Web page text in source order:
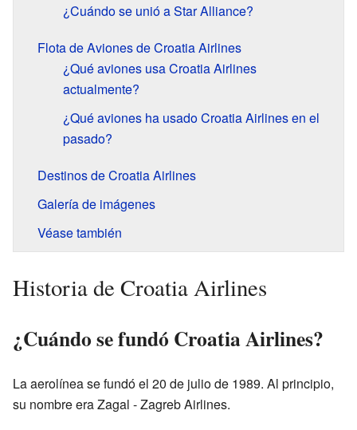
¿Cuándo se unió a Star Alliance?
Flota de Aviones de Croatia Airlines
¿Qué aviones usa Croatia Airlines
actualmente?
¿Qué aviones ha usado Croatia Airlines en el
pasado?
Destinos de Croatia Airlines
Galería de imágenes
Véase también
Historia de Croatia Airlines
¿Cuándo se fundó Croatia Airlines?
La aerolínea se fundó el 20 de julio de 1989. Al principio,
su nombre era Zagal - Zagreb Airlines.